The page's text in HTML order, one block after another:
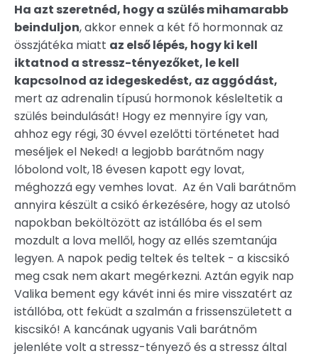
Ha azt szeretnéd, hogy a szülés mihamarabb
beinduljon, akkor ennek a két fő hormonnak az
összjátéka miatt az első lépés, hogy ki kell
iktatnod a stressz-tényezőket, le kell
kapcsolnod az idegeskedést, az aggódást,
mert az adrenalin típusú hormonok késleltetik a
szülés beindulását! Hogy ez mennyire így van,
ahhoz egy régi, 30 évvel ezelőtti történetet had
meséljek el Neked! a legjobb barátnőm nagy
lóbolond volt, 18 évesen kapott egy lovat,
méghozzá egy vemhes lovat. Az én Vali barátnőm
annyira készült a csikó érkezésére, hogy az utolsó
napokban beköltözött az istállóba és el sem
mozdult a lova mellől, hogy az ellés szemtanúja
legyen. A napok pedig teltek és teltek - a kiscsikó
meg csak nem akart megérkezni. Aztán egyik nap
Valika bement egy kávét inni és mire visszatért az
istállóba, ott feküdt a szalmán a frissenszületett a
kiscsikó! A kancának ugyanis Vali barátnőm
jelenléte volt a stressz-tényező és a stressz által